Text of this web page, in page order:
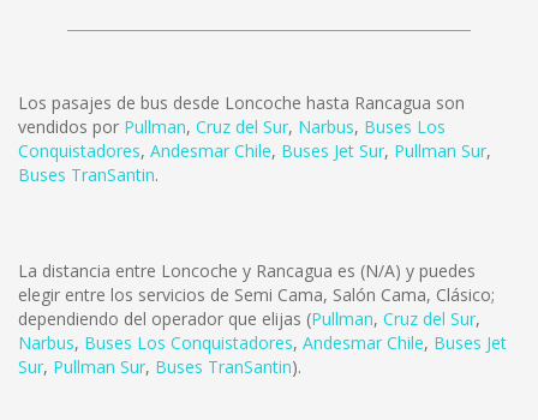
Los pasajes de bus desde Loncoche hasta Rancagua son
vendidos por Pullman, Cruz del Sur, Narbus, Buses Los
Conquistadores, Andesmar Chile, Buses Jet Sur, Pullman Sur,
Buses TranSantin.
La distancia entre Loncoche y Rancagua es (N/A) y puedes
elegir entre los servicios de Semi Cama, Salón Cama, Clásico;
dependiendo del operador que elijas (Pullman, Cruz del Sur,
Narbus, Buses Los Conquistadores, Andesmar Chile, Buses Jet
Sur, Pullman Sur, Buses TranSantin).